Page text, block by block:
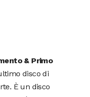
& Primo
disco di
È un disco